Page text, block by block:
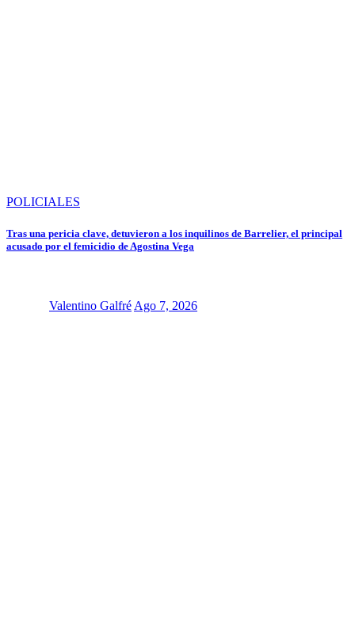
POLICIALES
Tras una pericia clave, detuvieron a los inquilinos de Barrelier, el principal
acusado por el femicidio de Agostina Vega
Valentino Galfré Ago 7, 2026